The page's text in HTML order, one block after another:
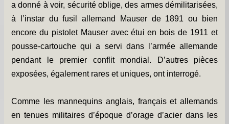
PCS et DICRIM -
Remerciements -
Contact -
a donné à voir, sécurité oblige, des armes démilitarisées,
à l’instar du fusil allemand Mauser de 1891 ou bien
encore du pistolet Mauser avec étui en bois de 1911 et
pousse-cartouche qui a servi dans l’armée allemande
pendant le premier conflit mondial. D’autres pièces
exposées, également rares et uniques, ont interrogé.
Comme les mannequins anglais, français et allemands
en tenues militaires d’époque d’orage d’acier dans les